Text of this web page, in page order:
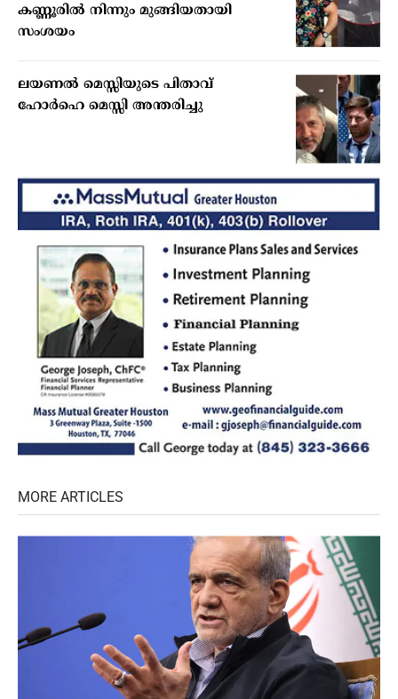
കണ്ണൂരിൽ നിന്നും മുങ്ങിയതായി
സംശയം
ലയണൽ മെസ്സിയുടെ പിതാവ്
ഹോർഹെ മെസ്സി അന്തരിച്ചു
MORE ARTICLES